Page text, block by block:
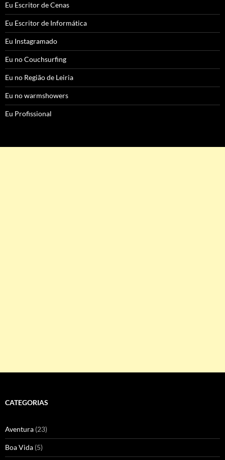
Eu Escritor de Cenas
Eu Escritor de Informática
Eu Instagramado
Eu no Couchsurfing
Eu no Região de Leiria
Eu no warmshowers
Eu Profissional
CATEGORIAS
Aventura (23)
Boa Vida (5)